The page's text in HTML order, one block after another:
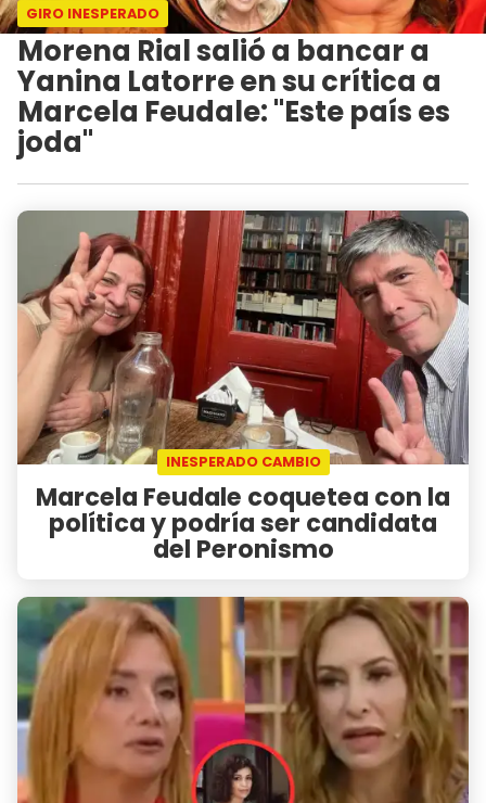
GIRO INESPERADO
Morena Rial salió a bancar a
Yanina Latorre en su crítica a
Marcela Feudale: "Este país es
joda"
INESPERADO CAMBIO
Marcela Feudale coquetea con la
política y podría ser candidata
del Peronismo